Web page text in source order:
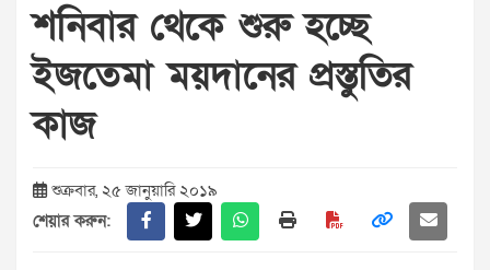
শনিবার থেকে শুরু হচ্ছে
ইজতেমা ময়দানের প্রস্তুতির
কাজ
শুক্রবার, ২৫ জানুয়ারি ২০১৯
শেয়ার করুন: